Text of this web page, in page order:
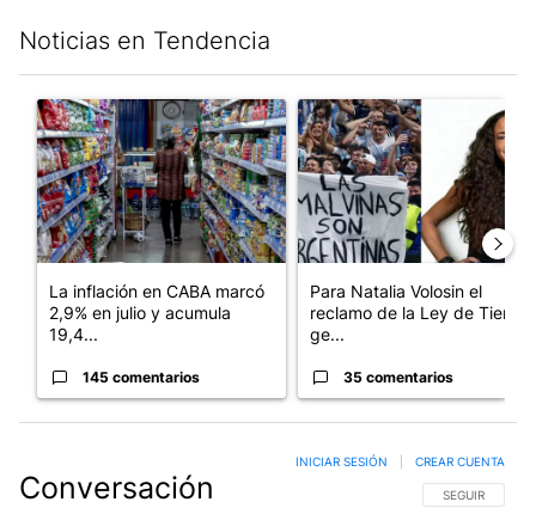
Noticias en Tendencia
Un artículo de tendencia con el título "La inflación en CABA
La inflación en CABA marcó
2,9% en julio y acumula
19,4...
145 comentarios
Un artículo de tendencia con
Para Natalia Volosin el
reclamo de la Ley de Tierras
ge...
35 comentarios
Conversación SIGA ESTA
SEGUIR
INICIAR SESIÓN CREAR CUENTA